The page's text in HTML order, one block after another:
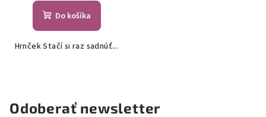
Do košíka
Hrnček Stačí si raz sadnúť...
Odoberať newsletter